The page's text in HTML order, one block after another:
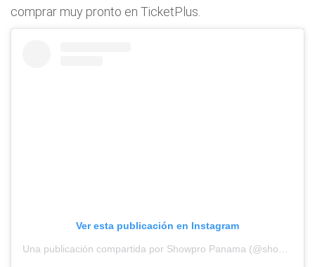
comprar muy pronto en TicketPlus.
Ver esta publicación en Instagram